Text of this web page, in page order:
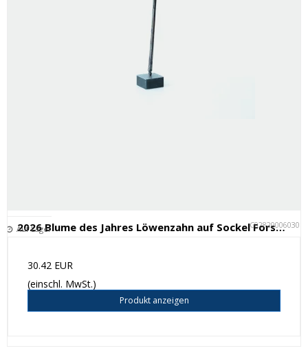
2026 Blume des Jahres Löwenzahn auf Sockel Forsølvningsfabrikken
C028200060301
Auf Lager
30.42 EUR
(einschl. MwSt.)
Produkt anzeigen